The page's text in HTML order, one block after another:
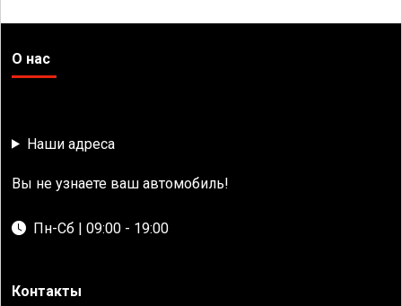
О нас
Наши адреса
Вы не узнаете ваш автомобиль!
Пн-Сб | 09:00 - 19:00
Контакты